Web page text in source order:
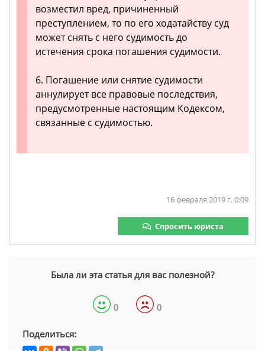
возместил вред, причиненный
преступлением, то по его ходатайству суд
может снять с него судимость до
истечения срока погашения судимости.
6. Погашение или снятие судимости
аннулирует все правовые последствия,
предусмотренные настоящим Кодексом,
связанные с судимостью.
16 февраля 2019 г. 0:09
Спросить юриста
Была ли эта статья для вас полезной?
0 0
Поделиться: